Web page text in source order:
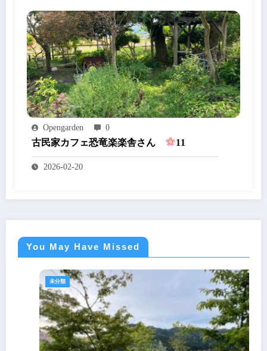
Opengarden 0
古民家カフェ恐竜楽楽舎さん 11
2026-02-20
You May Have Missed